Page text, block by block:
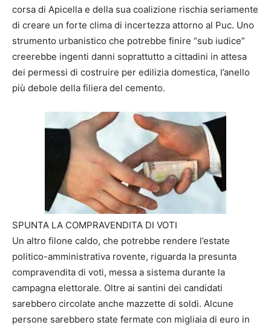
corsa di Apicella e della sua coalizione rischia seriamente
di creare un forte clima di incertezza attorno al Puc. Uno
strumento urbanistico che potrebbe finire “sub iudice”
creerebbe ingenti danni soprattutto a cittadini in attesa
dei permessi di costruire per edilizia domestica, l’anello
più debole della filiera del cemento.
SPUNTA LA COMPRAVENDITA DI VOTI
Un altro filone caldo, che potrebbe rendere l’estate
politico-amministrativa rovente, riguarda la presunta
compravendita di voti, messa a sistema durante la
campagna elettorale. Oltre ai santini dei candidati
sarebbero circolate anche mazzette di soldi. Alcune
persone sarebbero state fermate con migliaia di euro in